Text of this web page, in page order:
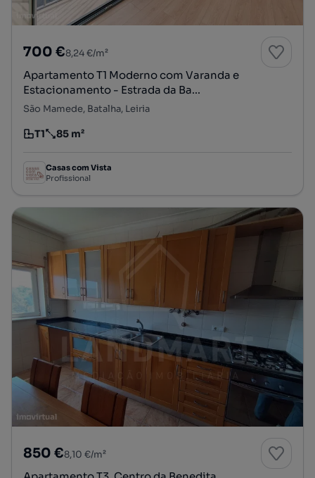
700 €8,24 €/m²
Apartamento T1 Moderno com Varanda e
Estacionamento - Estrada da Ba...
São Mamede, Batalha, Leiria
Tipologia
T1
Preço por metro quadrado
85 m²
Casas com Vista
Profissional
850 €8,10 €/m²